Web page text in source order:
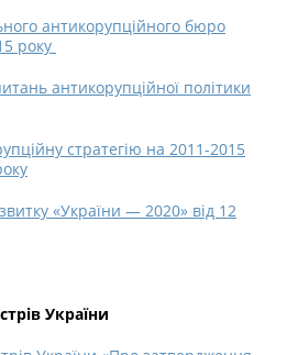
антикорупційного бюро
року
антикорупційної політики
стратегію на 2011-2015
«України — 2020» від 12
України